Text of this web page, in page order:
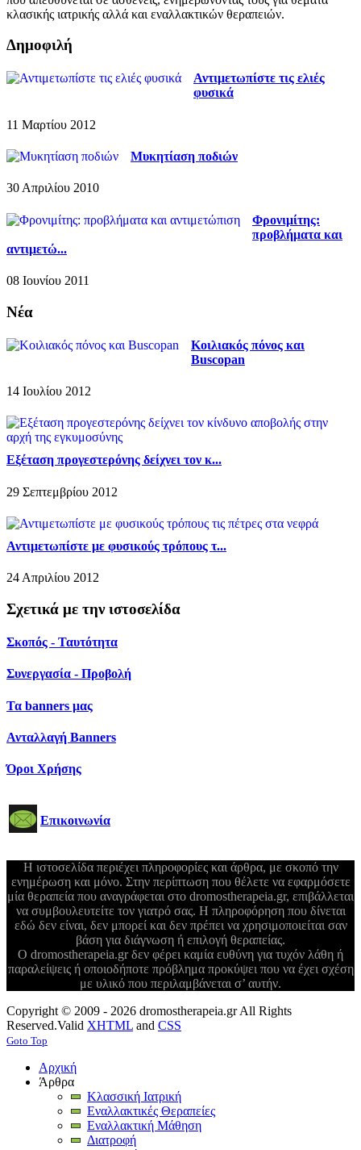
κλασικής ιατρικής αλλά και εναλλακτικών θεραπειών.
Δημοφιλή
Αντιμετωπίστε τις ελιές
φυσικά
11 Μαρτίου 2012
Μυκητίαση ποδιών
30 Απριλίου 2010
Φρονιμίτης:
προβλήματα και
αντιμετώ...
08 Ιουνίου 2011
Νέα
Κοιλιακός πόνος και
Buscopan
14 Ιουλίου 2012
Εξέταση προγεστερόνης δείχνει τον κ...
29 Σεπτεμβρίου 2012
Αντιμετωπίστε με φυσικούς τρόπους τ...
24 Απριλίου 2012
Σχετικά με την ιστοσελίδα
Σκοπός - Ταυτότητα
Συνεργασία - Προβολή
Τα banners μας
Ανταλλαγή Banners
Όροι Χρήσης
Επικοινωνία
Η ιστοσελίδα περιέχει πληροφορίες και άρθρα, με σκοπό την
ενημέρωση και μόνο. Στην περίπτωση που θέλετε να εφαρμόσετε
μία θεραπεία που αναγράφεται στο dromostherapeia.gr, επιβάλλεται
να συμβουλευτείτε τον γιατρό σας. Η πληροφόρηση που δίνεται
εδώ δεν είναι, δεν μπορεί και δεν πρέπει να χρησιμοποιείται σαν
βάση για διάγνωση ή επιλογή θεραπείας.
Ο dromostherapeia.gr δεν φέρει καμία ευθύνη για τυχόν λάθη ή
παραλείψεις ή οποιοδήποτε πρόβλημα προκύψει που να έχει σχέση
με υλικό που περιλαμβάνεται σ’ αυτήν.
Copyright © 2009 - 2026 dromostherapeia.gr All Rights
Reserved.Valid XHTML and CSS
Goto Top
Αρχική
Άρθρα
Κλασσική Ιατρική
Εναλλακτικές Θεραπείες
Εναλλακτική Μάθηση
Διατροφή